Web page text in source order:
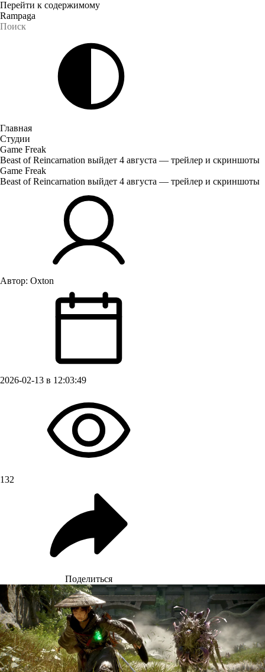
Перейти к содержимому
Rampaga
Главная
Студии
Game Freak
Beast of Reincarnation выйдет 4 августа — трейлер и скриншоты
Game Freak
Beast of Reincarnation выйдет 4 августа — трейлер и скриншоты
Автор: Oxton
2026-02-13 в 12:03:49
132
Поделиться